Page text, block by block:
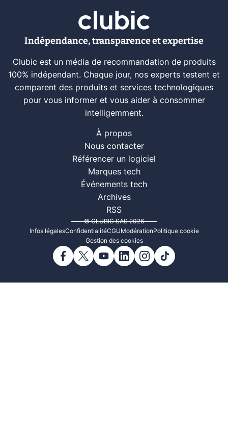
Indépendance, transparence et expertise
Clubic est un média de recommandation de produits
100% indépendant. Chaque jour, nos experts testent et
comparent des produits et services technologiques
pour vous informer et vous aider à consommer
intelligemment.
À propos
Nous contacter
Référencer un logiciel
Marques tech
Événements tech
Archives
RSS
© CLUBIC SAS 2026
Infos légalesConfidentialitéCGUModérationPolitique cookie
Gestion des cookies